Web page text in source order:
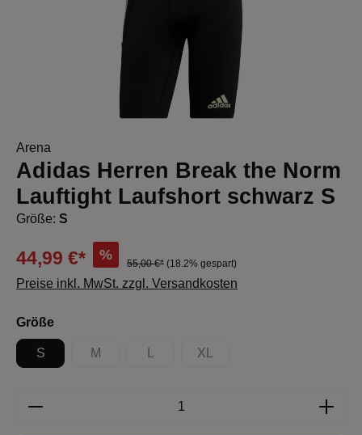
Arena
Adidas Herren Break the Norm
Lauftight Laufshort schwarz S
Größe: S
44,99 €* %
55,00 €* (18.2% gespart)
Preise inkl. MwSt. zzgl. Versandkosten
Größeauswählen
S M
(Diese Option ist zurzeit nicht verfügbar.)
(Diese Option ist zurzeit nicht verfügbar.)
XL
(Diese Option ist zurzeit nicht
Produkt Anzahl: Gib den gewünschten